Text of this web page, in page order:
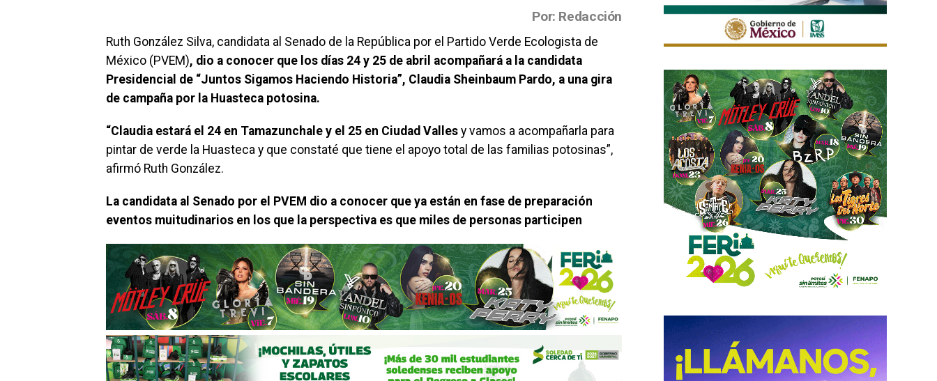
Por: Redacción
Ruth González Silva, candidata al Senado de la República por el Partido Verde Ecologista de
México (PVEM), dio a conocer que los días 24 y 25 de abril acompañará a la candidata
Presidencial de “Juntos Sigamos Haciendo Historia”, Claudia Sheinbaum Pardo, a una gira
de campaña por la Huasteca potosina.
“Claudia estará el 24 en Tamazunchale y el 25 en Ciudad Valles y vamos a acompañarla para
pintar de verde la Huasteca y que constaté que tiene el apoyo total de las familias potosinas”,
afirmó Ruth González.
La candidata al Senado por el PVEM dio a conocer que ya están en fase de preparación
eventos muitudinarios en los que la perspectiva es que miles de personas participen